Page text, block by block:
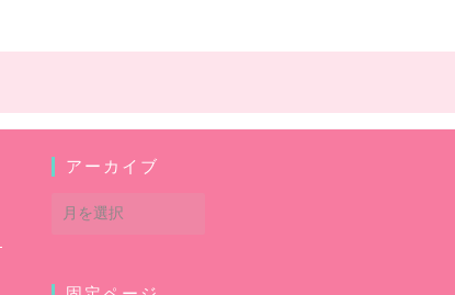
アーカイブ
ア
ー